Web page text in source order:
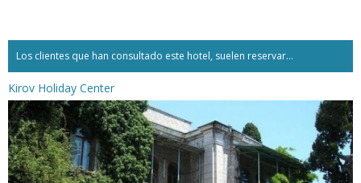
Los clientes que han consultado este hotel, suelen reservar...
Kirov Holiday Center